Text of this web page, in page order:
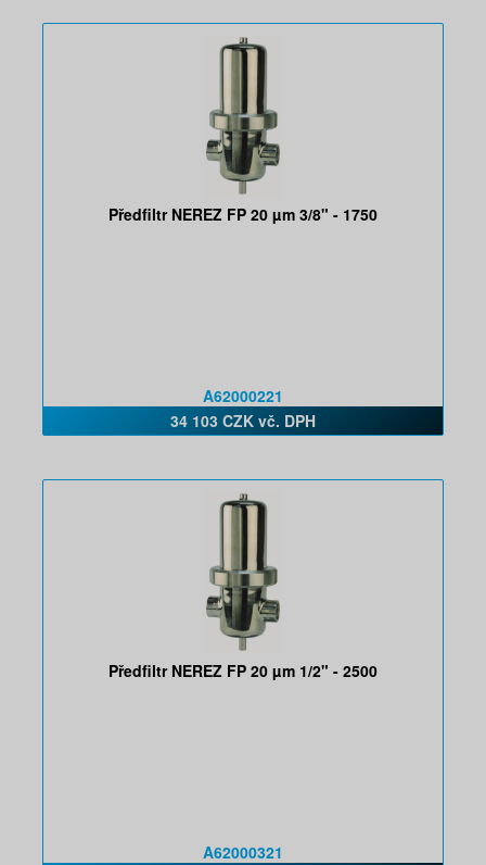
Předfiltr NEREZ FP 20 µm 3/8" - 1750
A62000221
34 103 CZK vč. DPH
Předfiltr NEREZ FP 20 µm 1/2" - 2500
A62000321